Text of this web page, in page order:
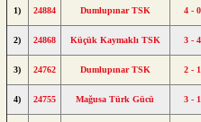
1) 24884 Dumlupınar TSK 4 - 0
2) 24868 Küçük Kaymaklı TSK 3 - 4
3) 24762 Dumlupınar TSK 2 - 1
4) 24755 Mağusa Türk Gücü 3 - 1